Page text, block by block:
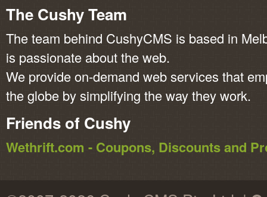
The Cushy Team
The team behind CushyCMS is based in
is passionate about the web.
We provide on-demand web services that
the globe by simplifying the way they work.
Friends of Cushy
Wethrift.com - Coupons, Discounts and